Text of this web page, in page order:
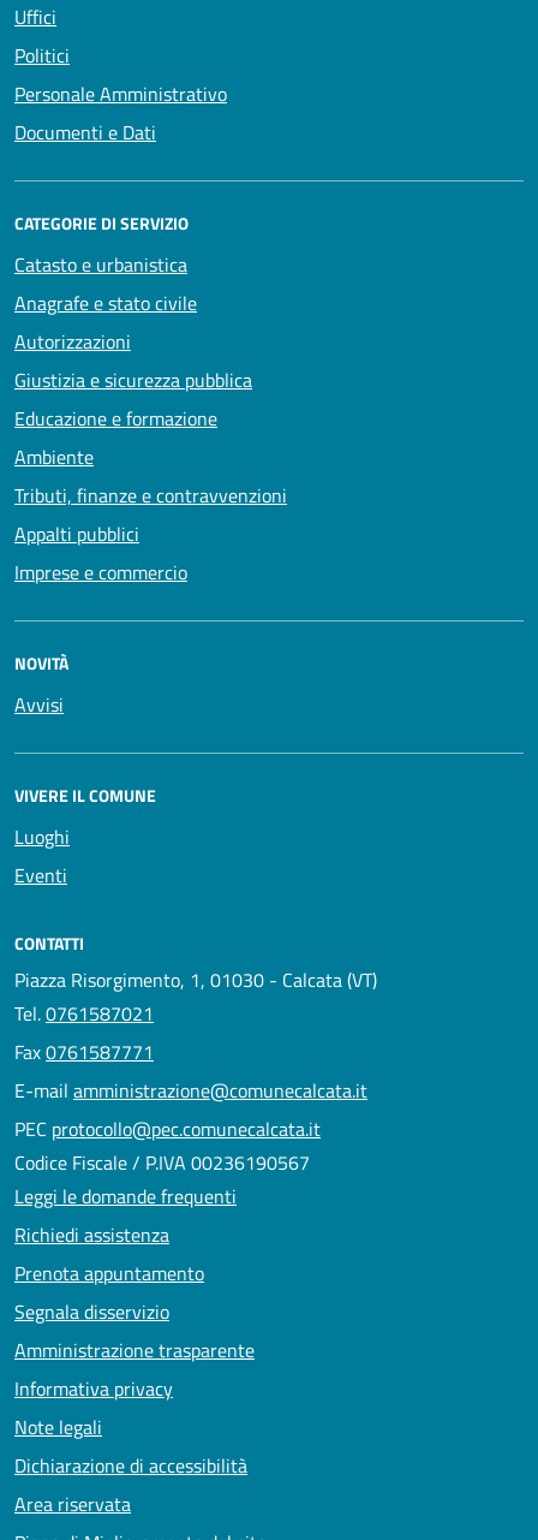
Uffici
Politici
Personale Amministrativo
Documenti e Dati
CATEGORIE DI SERVIZIO
Catasto e urbanistica
Anagrafe e stato civile
Autorizzazioni
Giustizia e sicurezza pubblica
Educazione e formazione
Ambiente
Tributi, finanze e contravvenzioni
Appalti pubblici
Imprese e commercio
NOVITÀ
Avvisi
VIVERE IL COMUNE
Luoghi
Eventi
CONTATTI
Piazza Risorgimento, 1, 01030 - Calcata (VT)
Tel.0761587021
Fax0761587771
E-mail amministrazione@comunecalcata.it
PEC protocollo@pec.comunecalcata.it
Codice Fiscale / P.IVA 00236190567
Leggi le domande frequenti
Richiedi assistenza
Prenota appuntamento
Segnala disservizio
Amministrazione trasparente
Informativa privacy
Note legali
Dichiarazione di accessibilità
Area riservata